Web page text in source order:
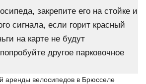
закрепите его на стойке и
сигнала, если горит красный
на карте не будут
другое парковочное
аренды велосипедов в Брюсселе